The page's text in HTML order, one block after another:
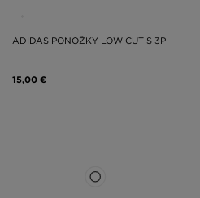
ADIDAS PONOŽKY LOW CUT S 3P
15,00 €